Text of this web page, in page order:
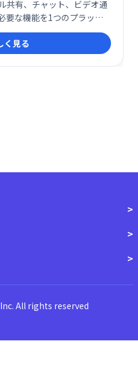
共有、チャット、ビデオ通
要な機能を1つのプラット
スです。 作業効率化と情報
ーム連携を実現します。
く見る
All rights reserved